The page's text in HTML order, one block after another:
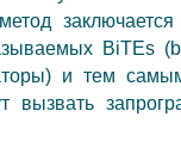
BiTEs
и тем
вызвать